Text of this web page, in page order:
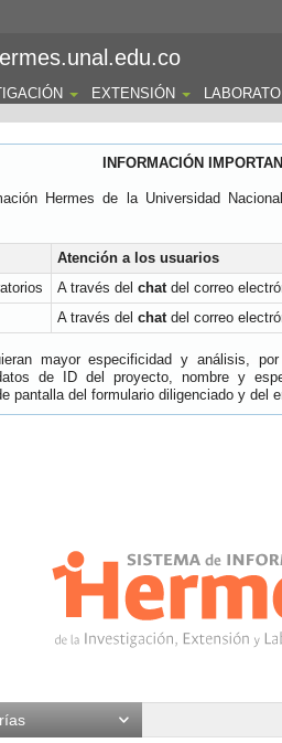
EXTENSIÓN
INFORMACIÓN
Hermes de la Universidad
Atención a los usuarios
A través del chatdel correo
A través del chatdel correo
mayor especificidad y análisis,
de ID del proyecto, nombre y
pantalla del formulario diligenciado y del